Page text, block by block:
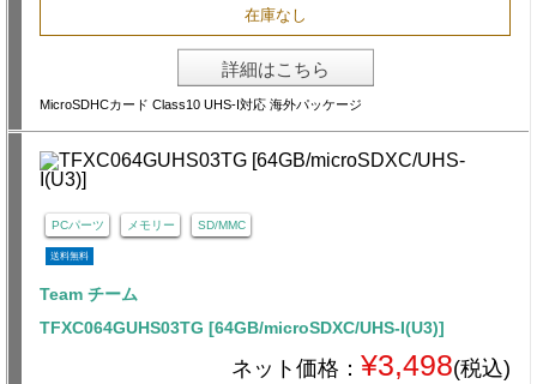
在庫なし
詳細はこちら
MicroSDHCカード Class10 UHS-I対応 海外パッケージ
PCパーツ メモリー SD/MMC
送料無料
Team チーム
TFXC064GUHS03TG [64GB/microSDXC/UHS-I(U3)]
ネット価格： ¥3,498(税込)